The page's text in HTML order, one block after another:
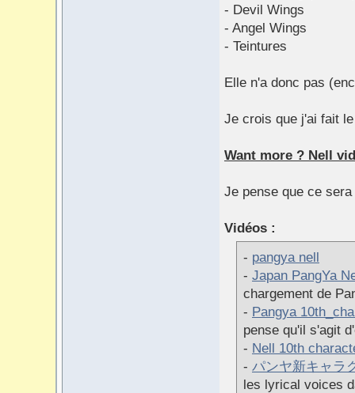
- Devil Wings
- Angel Wings
- Teintures
Elle n'a donc pas
Je crois que j'ai fait
Want more ? Nell
Je pense que ce
Vidéos :
- pangya nell
- Japan PangYa
chargement de
- Pangya
pense qu'il s'agit
- Nell 10th
- パンヤ新キャラ
les lyrical voices